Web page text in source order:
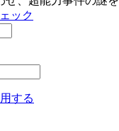
ック
する